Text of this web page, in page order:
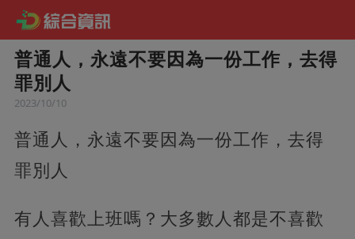
普通人，永遠不要因為一份工作，去得
罪別人
2023/10/10
普通人，永遠不要因為一份工作，去得
罪別人
有人喜歡上班嗎？大多數人都是不喜歡